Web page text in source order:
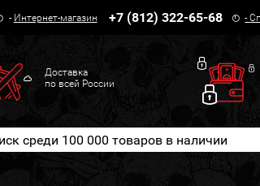
- Интернет-магазин +7 (812) 322-65-68 -
Доставка
по всей России